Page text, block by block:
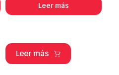
Leer más
Leer más